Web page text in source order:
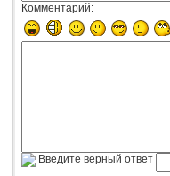
Комментарий:
Введите верный ответ